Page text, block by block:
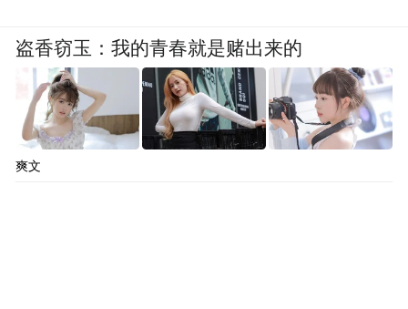
盗香窃玉：我的青春就是赌出来的
爽文